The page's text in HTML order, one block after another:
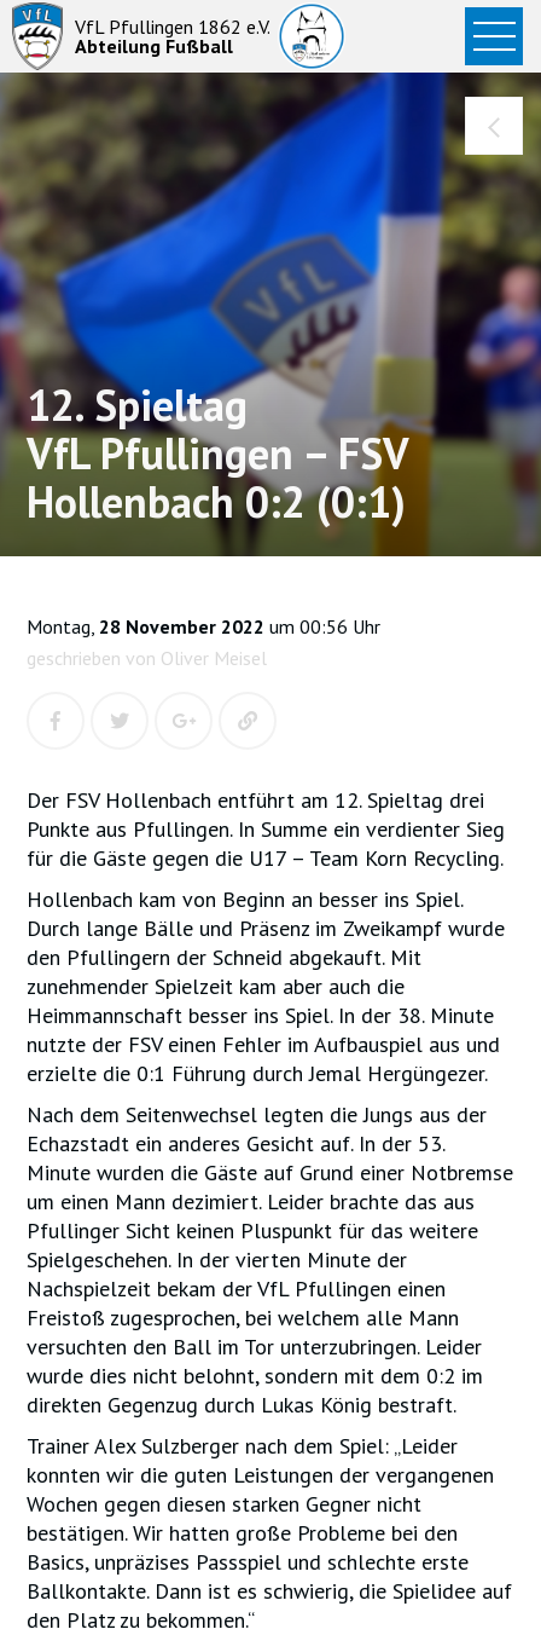
VfL Pfullingen 1862 e.V.
Abteilung Fußball
Startseite
News
Aktive
Junioren
Abteilung
12. Spieltag
VfL Pfullingen – FSV
Hollenbach 0:2 (0:1)
Montag, 28 November 2022 um 00:56 Uhr
geschrieben von Oliver Meisel
Der FSV Hollenbach entführt am 12. Spieltag drei
Punkte aus Pfullingen. In Summe ein verdienter Sieg
für die Gäste gegen die U17 – Team Korn Recycling.
Hollenbach kam von Beginn an besser ins Spiel.
Durch lange Bälle und Präsenz im Zweikampf wurde
den Pfullingern der Schneid abgekauft. Mit
zunehmender Spielzeit kam aber auch die
Heimmannschaft besser ins Spiel. In der 38. Minute
nutzte der FSV einen Fehler im Aufbauspiel aus und
erzielte die 0:1 Führung durch Jemal Hergüngezer.
Nach dem Seitenwechsel legten die Jungs aus der
Echazstadt ein anderes Gesicht auf. In der 53.
Minute wurden die Gäste auf Grund einer Notbremse
um einen Mann dezimiert. Leider brachte das aus
Pfullinger Sicht keinen Pluspunkt für das weitere
Spielgeschehen. In der vierten Minute der
Nachspielzeit bekam der VfL Pfullingen einen
Freistoß zugesprochen, bei welchem alle Mann
versuchten den Ball im Tor unterzubringen. Leider
wurde dies nicht belohnt, sondern mit dem 0:2 im
direkten Gegenzug durch Lukas König bestraft.
Trainer Alex Sulzberger nach dem Spiel: „Leider
konnten wir die guten Leistungen der vergangenen
Wochen gegen diesen starken Gegner nicht
bestätigen. Wir hatten große Probleme bei den
Basics, unpräzises Passspiel und schlechte erste
Ballkontakte. Dann ist es schwierig, die Spielidee auf
den Platz zu bekommen.“